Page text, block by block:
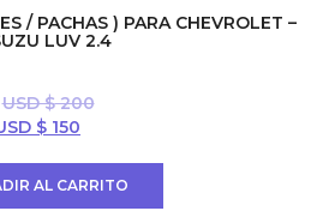
/ PACHAS ) PARA CHEVROLET –
LUV 2.4
USD $200
$ 150
es:
AL CARRITO